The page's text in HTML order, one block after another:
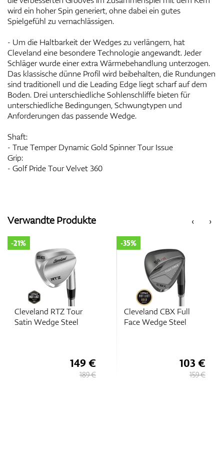
wird ein hoher Spin generiert, ohne dabei ein gutes
Spielgefühl zu vernachlässigen.
- Um die Haltbarkeit der Wedges zu verlängern, hat
Cleveland eine besondere Technologie angewandt. Jeder
Schläger wurde einer extra Wärmebehandlung unterzogen.
Das klassische dünne Profil wird beibehalten, die Rundungen
sind traditionell und die Leading Edge liegt scharf auf dem
Boden. Drei unterschiedliche Sohlenschliffe bieten für
unterschiedliche Bedingungen, Schwungtypen und
Anforderungen das passende Wedge.
Shaft:
- True Temper Dynamic Gold Spinner Tour Issue
Grip:
- Golf Pride Tour Velvet 360
‹
Verwandte Produkte ›
Cleveland RTZ Tour
Satin Wedge Steel
-21%
149 €
189 €
Cleveland CBX Full
Face Wedge Steel
-35%
103 €
159 €